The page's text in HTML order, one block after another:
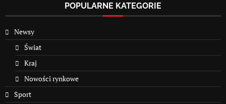
POPULARNE KATEGORIE
Newsy
Świat
Kraj
Nowości rynkowe
Sport